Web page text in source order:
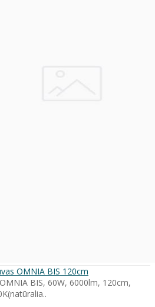
OMNIA BIS 120cm
BIS, 60W, 6000lm, 120cm,